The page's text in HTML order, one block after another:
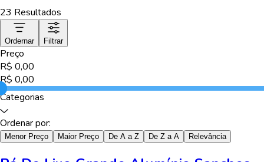
23 Resultados
Ordernar Filtrar
Preço
R$ 0,00
R$ 0,00
Categorias
Ordenar por:
Menor Preço Maior Preço De A a Z De Z a A Relevância